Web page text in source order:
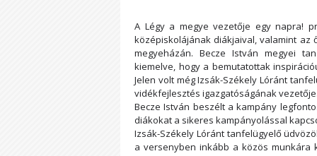
A Légy a megye vezetője egy napra!
középiskolájának diákjaival, valamint
megyeházán. Becze István megyei
kiemelve, hogy a bemutatottak
Jelen volt még Izsák-Székely Lóránt
vidékfejlesztés igazgatóságának
Becze István beszélt a kampány
diákokat a sikeres kampányolással
Izsák-Székely Lóránt tanfelügyelő
a versenyben inkább a közös munkára